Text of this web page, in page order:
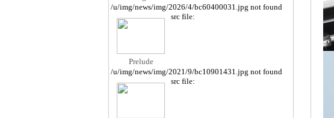
/u/img/news/img/2026/4/bc60400031.jpg not found
Prelude
src file:
/u/img/news/img/2021/9/bc10901431.jpg not found
src file: